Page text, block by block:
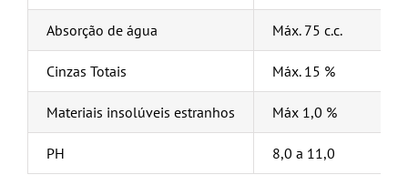
Absorção de água Máx. 75 c.c.
Cinzas Totais Máx. 15 %
Materiais insolúveis estranhos Máx 1,0 %
PH 8,0 a 11,0